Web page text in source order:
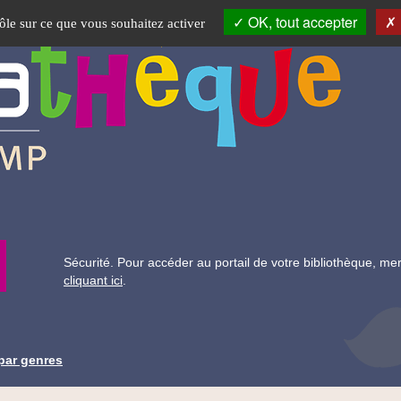
sur ce que vous souhaitez activer OK, tout accepter
Recherche
Sécurité. Pour accéder au portail de votre bibliothèque,
cliquant ici
genres